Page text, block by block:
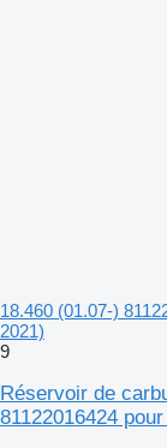
18.460 (01.07-)
2021)
9
Réservoir de
81122016424